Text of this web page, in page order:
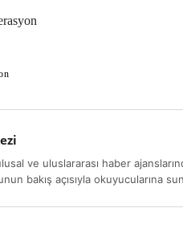
ve uluslararası haber
bakış açısıyla okuyucularına